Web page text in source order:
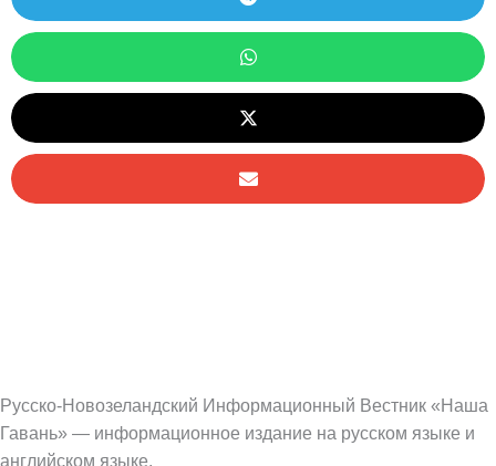
Русско-Новозеландский Информационный Вестник «Наша
Гавань» — информационное издание на русском языке и
английском языке.